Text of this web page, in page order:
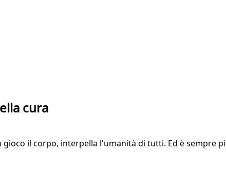
cura
il corpo, interpella l'umanità di tutti. Ed è sempre